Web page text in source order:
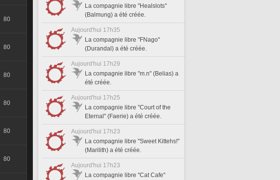
80
80
80
80
80
80
La compagnie libre "Healslots"
(Balmung) a été créée.
Aujourd'hui 17h35
La compagnie libre "FNago"
(Durandal) a été créée.
Aujourd'hui 17h29
La compagnie libre "m.n" (Belias) a
été créée.
Aujourd'hui 17h25
La compagnie libre "Court of the
Eternal" (Faerie) a été créée.
Aujourd'hui 17h23
La compagnie libre "Sweet Kittehs!"
(Marilith) a été créée.
Aujourd'hui 17h23
La compagnie libre "Cat Cafe"